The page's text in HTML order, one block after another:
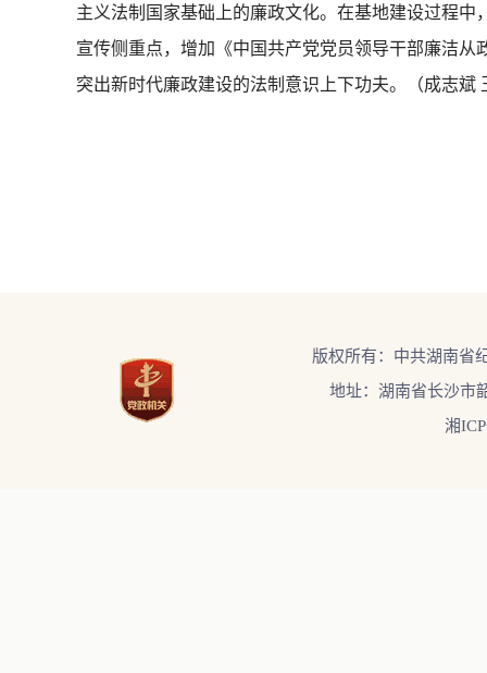
主义法制国家基础上的廉政文化。在基地建设过程
宣传侧重点，增加《中国共产党党员领导干部廉洁
突出新时代廉政建设的法制意识上下功夫。（成志斌
版权所有：中共湖南省
地址：湖南省长沙市
湘